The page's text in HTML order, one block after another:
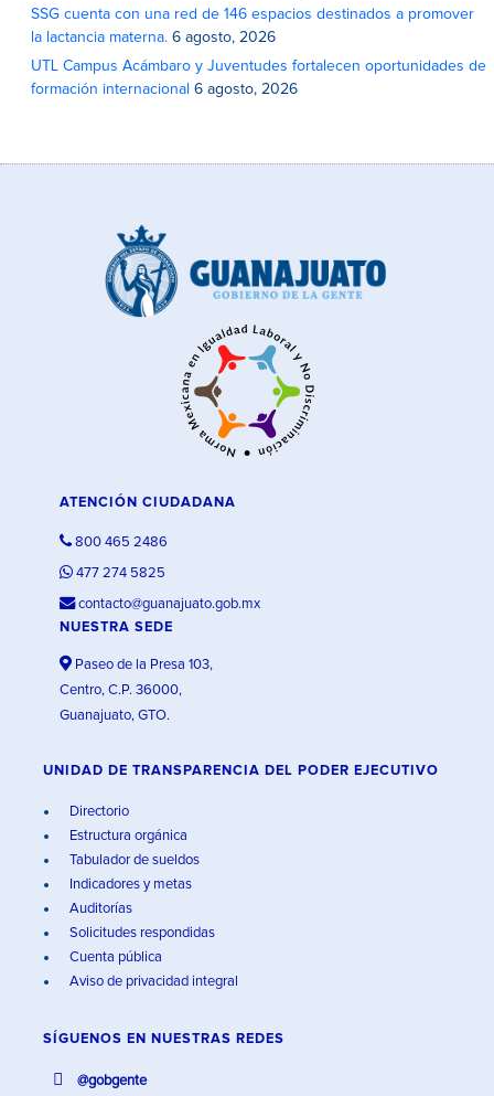
SSG cuenta con una red de 146 espacios destinados a promover
la lactancia materna. 6 agosto, 2026
UTL Campus Acámbaro y Juventudes fortalecen oportunidades de
formación internacional 6 agosto, 2026
ATENCIÓN CIUDADANA
800 465 2486
477 274 5825
contacto@guanajuato.gob.mx
NUESTRA SEDE
Paseo de la Presa 103,
Centro, C.P. 36000,
Guanajuato, GTO.
UNIDAD DE TRANSPARENCIA DEL PODER EJECUTIVO
Directorio
Estructura orgánica
Tabulador de sueldos
Indicadores y metas
Auditorías
Solicitudes respondidas
Cuenta pública
Aviso de privacidad integral
SÍGUENOS EN NUESTRAS REDES
@gobgente